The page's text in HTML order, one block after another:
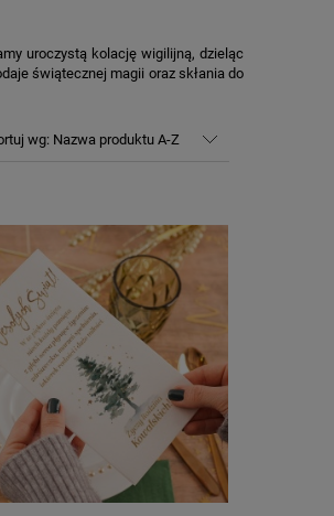
uroczystą kolację wigilijną, dzieląc
świątecznej magii oraz skłania do
wg: Nazwa produktu A-Z